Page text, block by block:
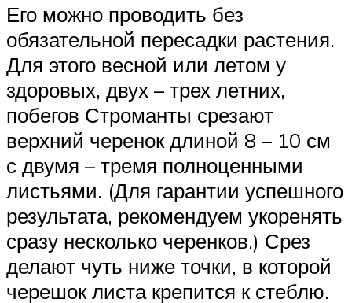
Его можно проводить без
обязательной пересадки растения.
Для этого весной или летом у
здоровых, двух – трех летних,
побегов Строманты срезают
верхний черенок длиной 8 – 10 см
с двумя – тремя полноценными
листьями. (Для гарантии успешного
результата, рекомендуем укоренять
сразу несколько черенков.) Срез
делают чуть ниже точки, в которой
черешок листа крепится к стеблю.